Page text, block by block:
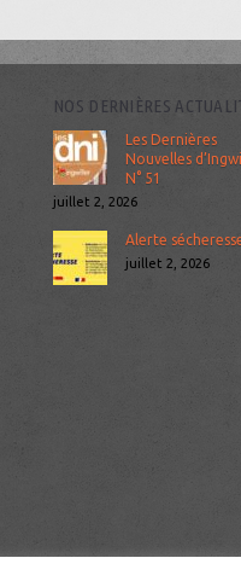
NOS DERNIÈRES
Les Dernières
Nouvelles
N° 51
juillet 2, 2026
Alerte
juillet 2, 2026